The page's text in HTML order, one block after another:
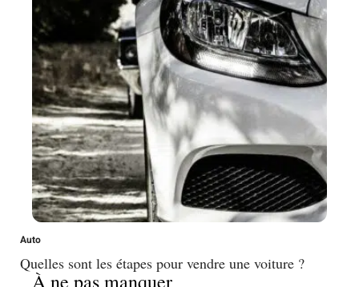
Auto
Quelles sont les étapes pour vendre une voiture ?
À ne pas manquer